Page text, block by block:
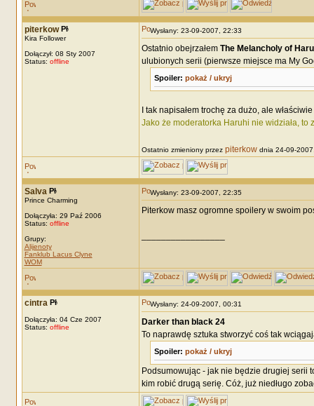
piterkow
Kira Follower
Dołączył: 08 Sty 2007
Status: offline
Wysłany: 23-09-2007, 22:33
Ostatnio obejrzałem The Melancholy of
ulubionych serii (pierwsze miejsce ma My
Spoiler: pokaż / ukryj
I tak napisałem trochę za dużo, ale
Jako że moderatorka Haruhi nie widziała, to
Ostatnio zmieniony przez piterkowdnia 24-09-
Salva
Prince Charming
Dołączyła: 29 Paź 2006
Status: offline
Grupy:
Alijenoty
Fanklub Lacus Clyne
WOM
Wysłany: 23-09-2007, 22:35
Piterkow masz ogromne spoilery w swoim
cintra
Dołączyła: 04 Cze 2007
Status: offline
Wysłany: 24-09-2007, 00:31
Darker than black 24
To naprawdę sztuka stworzyć coś tak
Spoiler: pokaż / ukryj
Podsumowując - jak nie będzie drugiej serii
kim robić drugą serię. Cóż, już niedługo